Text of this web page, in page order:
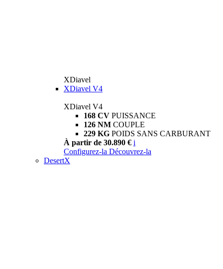
XDiavel
XDiavel V4
XDiavel V4
168 CV PUISSANCE
126 NM COUPLE
229 KG POIDS SANS CARBURANT
À partir de 30.890 € i
Configurez-la Découvrez-la
DesertX